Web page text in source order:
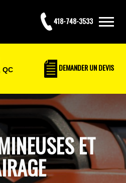
418-748-3533
QC
DEMANDER UN DEVIS
ET